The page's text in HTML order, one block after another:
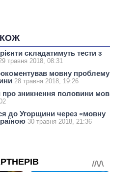
складатимуть тести з
травня 2018, 08:31
мовну проблему
28 травня 2018, 19:26
зникнення половини мов
до Угорщини через «мовну
30 травня 2018, 21:36